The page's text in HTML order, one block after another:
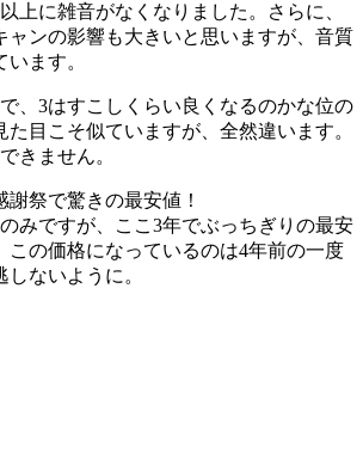
上に雑音がなくなりました。さらに、
ャンの影響も大きいと思いますが、音質
ます。
、3はすこしくらい良くなるのかな位の
目こそ似ていますが、全然違います。
きません。
謝祭で驚きの最安値！
のみですが、ここ3年でぶっちぎりの最安
この価格になっているのは4年前の一度
ないように。